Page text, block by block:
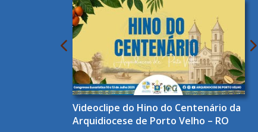
Videoclipe do Hino do Centenário da
Arquidiocese de Porto Velho – RO